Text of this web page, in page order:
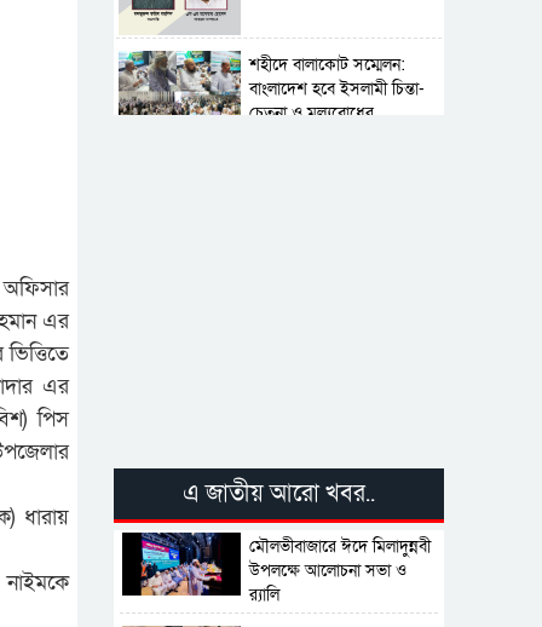
এর
এর
পিস
ধারায়
শহীদে বালাকোট সম্মেলন:
বাংলাদেশ হবে ইসলামী চিন্তা-
চেতনা ও মূল্যবোধের
এ জাতীয় আরো খবর..
মৌলভীবাজারে ঈদে মিলাদুন্নবী
উপলক্ষে আলোচনা সভা ও
র‍্যালি